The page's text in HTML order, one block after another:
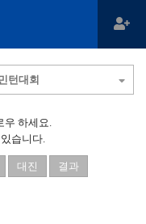
턴대회
우 하세요.
습니다.
대진 결과